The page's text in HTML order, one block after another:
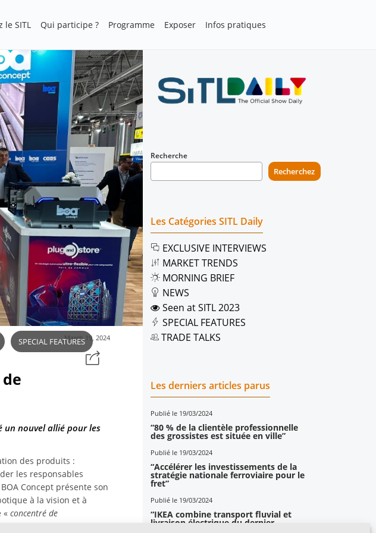
le SITL Qui participe ? Programme Exposer Infos pratiques
March 19, 2024
SPECIAL FEATURES
un nouvel allié pour les
des produits :
les responsables
Concept présente son
à la vision et à
« concentré de
Recherche
Recherchez
Les Catégories SITL Daily
EXCLUSIVE INTERVIEWS
MARKET TRENDS
MORNING BRIEF
NEWS
Seen at SITL 2023
SPECIAL FEATURES
TRADE TALKS
Les derniers articles parus
Publié le 19/03/2024
“80 % de la clientèle professionnelle
des grossistes est située en ville”
Publié le 19/03/2024
“Accélérer les investissements de la
stratégie nationale ferroviaire pour le
fret”
Publié le 19/03/2024
“IKEA combine transport fluvial et
livraison électrique du dernier